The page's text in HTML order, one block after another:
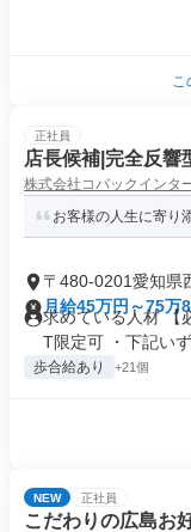
こ
正社員
店長候補|完全反響
株式会社コバックインタ
お客様の人生に寄り
〒480-0201愛知県
月給45万円～75万
求めている人材 【
T限定可 ・下記いず
歩合給あり +21個
NEW 正社員
こだわりの広島お